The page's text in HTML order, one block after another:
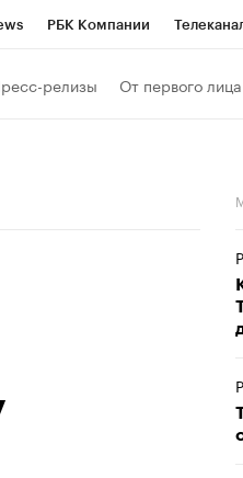
РБК Компании
релизы От первого лица